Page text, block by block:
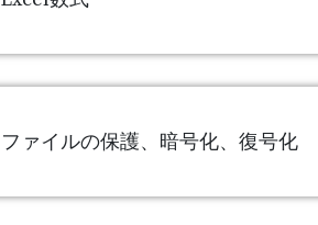
ファイルの保護、暗号化、復号化